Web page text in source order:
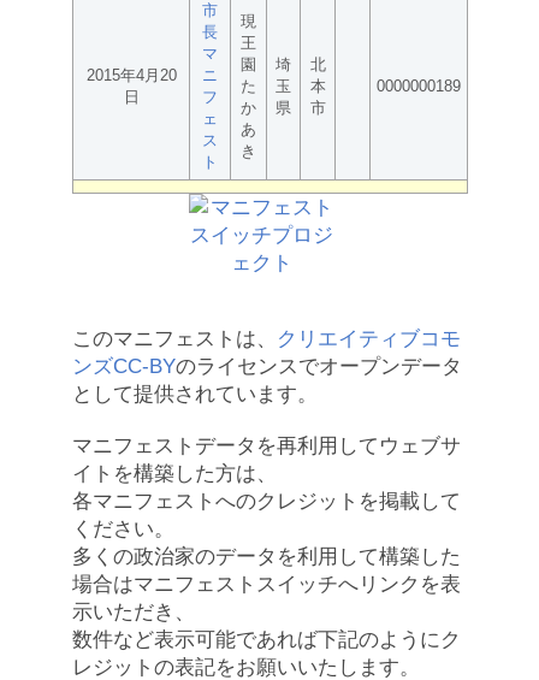
2015年4月20
日
市
長
マ
ニ
フ
ェ
ス
ト
現
王
園
た
か
あ
き
埼
玉
県
北
本
市
0000000189
このマニフェストは、
クリエイティブコモ
ンズCC-BYのライセンスでオープンデータ
として提供されています。
マニフェストデータを再利用してウェブサ
イトを構築した方は、
各マニフェストへのクレジットを掲載して
ください。
多くの政治家のデータを利用して構築した
場合はマニフェストスイッチへリンクを表
示いただき、
数件など表示可能であれば下記のようにク
レジットの表記をお願いいたします。